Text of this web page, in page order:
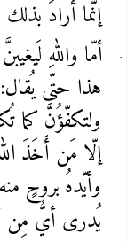
إنّما أرادَ
أمّا واللهِ
هذا حتّى
ولتكفّؤُنَّ كما
إلّا مَن أَخَذَ
وأيّدهُ بروحٍ
يُدرى أيُّ مِن